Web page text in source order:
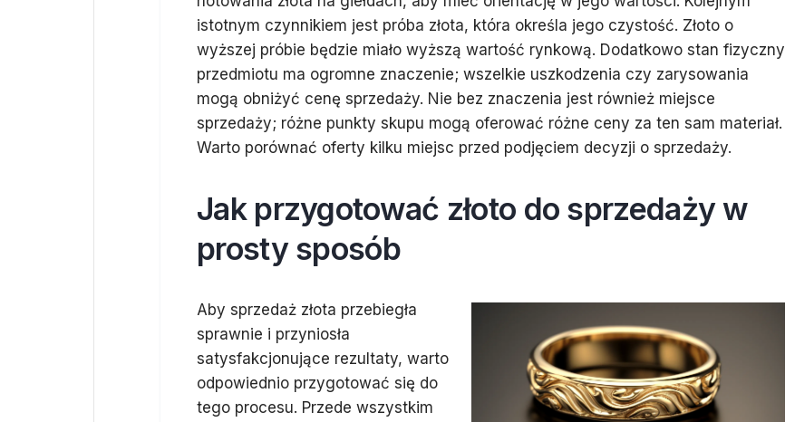
istotnym czynnikiem jest próba złota, która określa jego czystość. Złoto o
wyższej próbie będzie miało wyższą wartość rynkową. Dodatkowo stan fizyczny
przedmiotu ma ogromne znaczenie; wszelkie uszkodzenia czy zarysowania
mogą obniżyć cenę sprzedaży. Nie bez znaczenia jest również miejsce
sprzedaży; różne punkty skupu mogą oferować różne ceny za ten sam materiał.
Warto porównać oferty kilku miejsc przed podjęciem decyzji o sprzedaży.
Jak przygotować złoto do sprzedaży w
prosty sposób
Aby sprzedaż złota przebiegła
sprawnie i przyniosła
satysfakcjonujące rezultaty, warto
odpowiednio przygotować się do
tego procesu. Przede wszystkim